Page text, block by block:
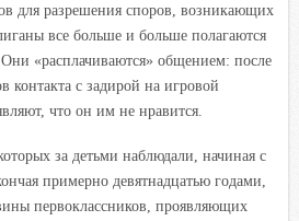
для разрешения споров, возникающих
все больше и больше полагаются
«расплачиваются» общением: после
контакта с задирой на игровой
что он им не нравится.
за детьми наблюдали, начиная с
примерно девятнадцатью годами,
первоклассников, проявляющих